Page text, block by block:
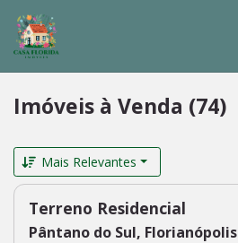
Imóveis à Venda (74)
Mais Relevantes
237
Terreno Residencial
Pântano do Sul, Florianópolis